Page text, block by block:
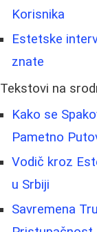
Korisnika
Estetske
znate
Tekstovi na
Kako se
Pametno
Vodič kroz
u Srbiji
Savremena